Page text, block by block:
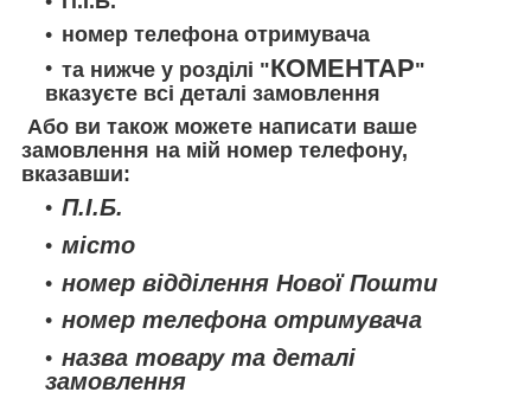
номер телефона отримувача
та нижче у розділі "КОМЕНТАР"
вказуєте всі деталі замовлення
Або ви також можете написати ваше
замовлення на мій номер телефону,
вказавши:
П.І.Б.
місто
номер відділення Нової Пошти
номер телефона отримувача
назва товару та деталі
замовлення